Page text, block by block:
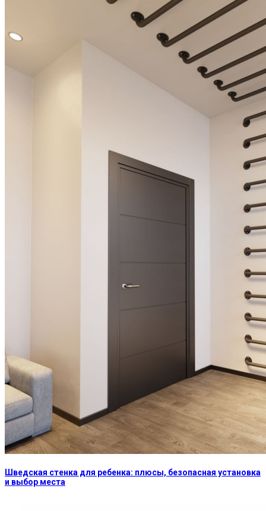
Шведская стенка для ребенка: плюсы, безопасная установка
и выбор места